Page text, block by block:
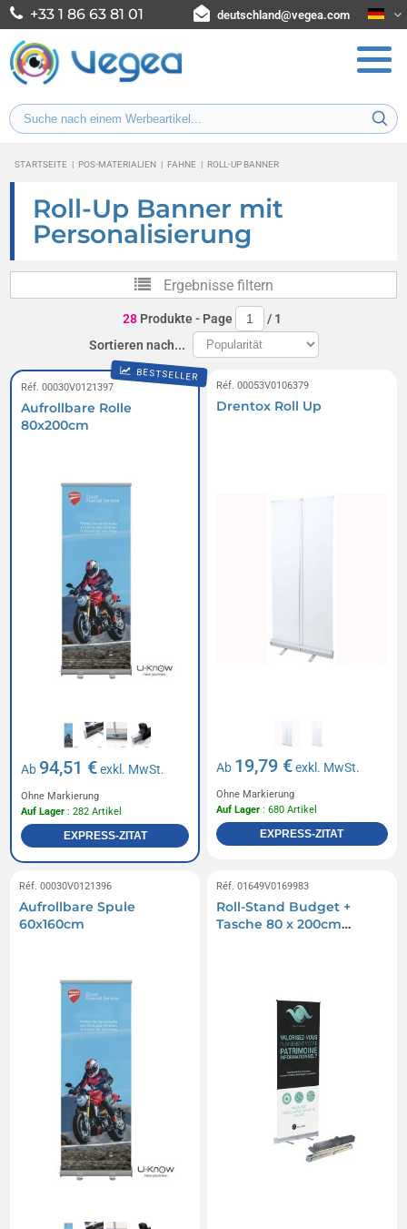
+33 1 86 63 81 01 deutschland@vegea.com
STARTSEITE | POS-MATERIALIEN | FAHNE | ROLL-UP BANNER
Roll-Up Banner mit
Personalisierung
Ergebnisse filtern
28 Produkte - Page / 1
Sortieren nach...
BESTSELLER
Réf. 00030V0121397
Aufrollbare Rolle
80x200cm
Ab 94,51 €exkl. MwSt.
Ohne Markierung
Auf Lager : 282 Artikel
EXPRESS-ZITAT
Réf. 00053V0106379
Drentox Roll Up
Ab 19,79 €exkl. MwSt.
Ohne Markierung
Auf Lager : 680 Artikel
EXPRESS-ZITAT
Réf. 00030V0121396
Aufrollbare Spule
60x160cm
Réf. 01649V0169983
Roll-Stand Budget +
Tasche 80 x 200cm